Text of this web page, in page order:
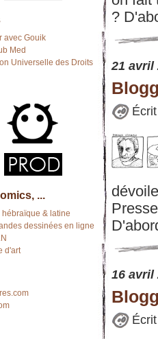
avec Gouik
Med
Universelle des Droits
...
& latine
dessinées en ligne
d'art
?
21 avril
16 avril